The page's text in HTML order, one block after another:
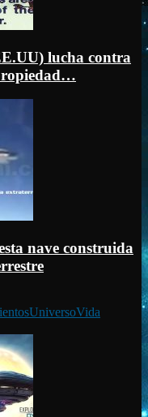
lucha contra
nave construida
UniversoVida